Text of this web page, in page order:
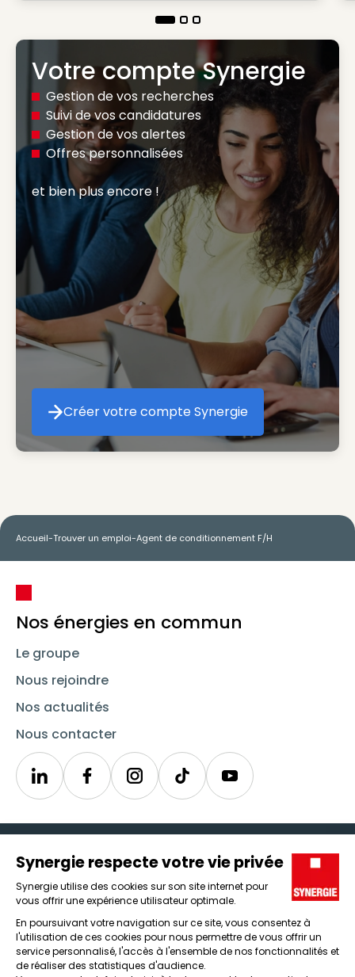
Votre compte Synergie
Gestion de vos recherches
Suivi de vos candidatures
Gestion de vos alertes
Offres personnalisées
et bien plus encore !
Créer votre compte Synergie
Créer votre compte Synergie
Accueil-Trouver un emploi-Agent de conditionnement F/H
Nos énergies en commun
Le groupe
Nous rejoindre
Nos actualités
Nous contacter
LinkedinSynergieInstagramTikTok Youtube
Icône d'illustration
Candidats
Entreprises
Icône d'illustration
Nos agences
Icône d'illustration
Conditions générales d'utilisation et mentions légales